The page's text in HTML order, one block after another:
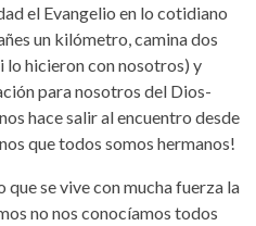
el Evangelio en lo cotidiano
un kilómetro, camina dos
lo hicieron con nosotros) y
para nosotros del Dios-
hace salir al encuentro desde
que todos somos hermanos!
se vive con mucha fuerza la
no nos conocíamos todos